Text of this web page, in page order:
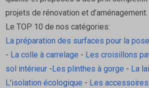
projets de rénovation et d’aménagement.
Le TOP 10 de nos catégories:
La préparation des surfaces pour la
- La colle à carrelage - Les croisillons
sol intérieur-Les plinthes à gorge - La
L'isolation écologique - Les